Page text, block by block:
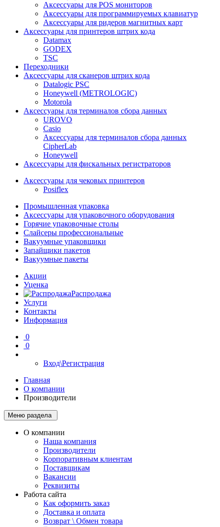
Аксессуары для POS мониторов
Аксессуары для программируемых клавиатур
Аксессуары для ридеров магнитных карт
Аксессуары для принтеров штрих кода
Datamax
GODEX
TSC
Переходники
Аксессуары для сканеров штрих кода
Datalogic PSC
Honeywell (METROLOGIC)
Motorola
Аксессуары для терминалов сбора данных
UROVO
Casio
Аксессуары для терминалов сбора данных
CipherLab
Honeywell
Аксессуары для фискальных регистраторов
Аксессуары для чековых принтеров
Posiflex
Промышленная упаковка
Аксессуары для упаковочного оборудования
Горячие упаковочные столы
Слайсеры профессиональные
Вакуумные упаковщики
Запайщики пакетов
Вакуумные пакеты
Акции
Уценка
Распродажа
Услуги
Контакты
Информация
0
0
Вход\Регистрация
Главная
О компании
Производители
Меню раздела
О компании
Наша компания
Производители
Корпоративным клиентам
Поставщикам
Вакансии
Реквизиты
Работа сайта
Как оформить заказ
Доставка и оплата
Возврат \ Обмен товара